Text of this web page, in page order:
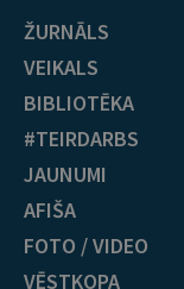
ŽURNĀLS
VEIKALS
BIBLIOTĒKA
#TEIRDARBS
JAUNUMI
AFIŠA
FOTO / VIDEO
VĒSTKOPA